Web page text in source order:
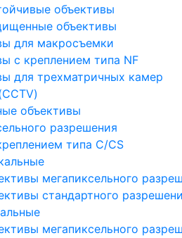
объективы
объективы
для макросъемки
с креплением типа NF
для трехматричных камер
объективы
разрешения
типа C/CS
мегапиксельного
стандартного
мегапиксельного